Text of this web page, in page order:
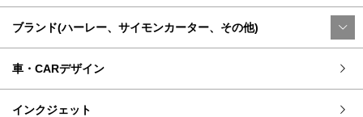
ブランド(ハーレー、サイモンカーター、その他)
車・CARデザイン
インクジェット